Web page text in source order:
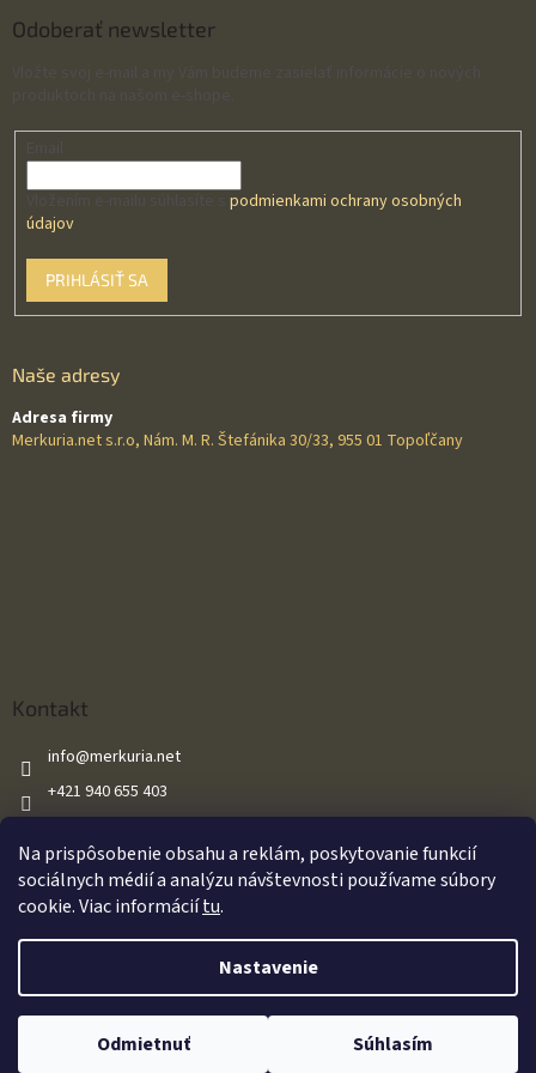
Na prispôsobenie obsahu a reklám, poskytovanie funkcií
sociálnych médií a analýzu návštevnosti používame súbory
cookie. Viac informáciítu.
Nastavenie
Odmietnuť Súhlasím
Oznamujeme našim zákazníkom že všetky naše vzduchové zbrane sú
predávané s výkonom do 17J v súlade so zákonom. Za akékoľvek
Odoberať newsletter
podmienkami ochrany osobných
údajov
PRIHLÁSIŤ SA
Naše adresy
Adresa firmy
Merkuria.net s.r.o, Nám. M. R. Štefánika 30/33, 955 01 Topoľčany
Kontakt
info@merkuria.net
+421 940 655 403
Merkuria.net
Copyright 2026Merkuria.net. Všetky práva vyhradené.Upraviť